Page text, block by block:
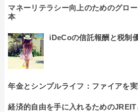
マネーリテラシー向上のためのグロ
本
iDeCoの信託報酬と税制
年金とシンプルライフ：ファイアを
経済的自由を手に入れるための